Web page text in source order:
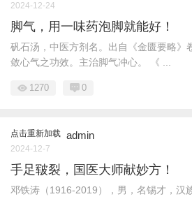
2024-12-24
脚气，用一味药泡脚就能好！
矾石汤，中医方剂名。出自《金匮要略》
敛心气之功效。主治脚气冲心。 《 ...
1270 0
点击重新加载 admin
2024-12-7
手足皲裂，国医大师献妙方！
邓铁涛（1916-2019），男，名锡才，汉